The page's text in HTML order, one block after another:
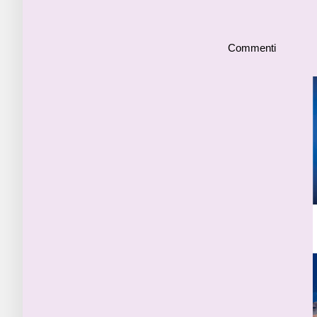
Commenti